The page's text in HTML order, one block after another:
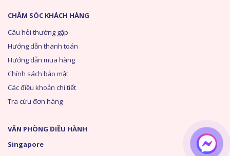
CHĂM SÓC KHÁCH HÀNG
Câu hỏi thường gặp
Hướng dẫn thanh toán
Hướng dẫn mua hàng
Chính sách bảo mật
Các điều khoản chi tiết
Tra cứu đơn hàng
VĂN PHÒNG ĐIỀU HÀNH
Singapore